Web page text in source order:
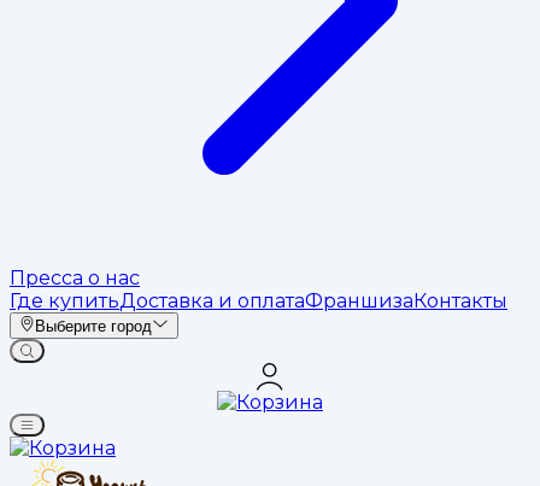
Пресса о нас
Где купитьДоставка и оплатаФраншизаКонтакты
Выберите город